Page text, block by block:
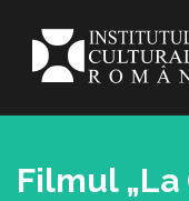
Filmul „La